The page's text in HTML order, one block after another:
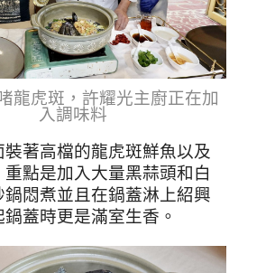
龍虎斑，許耀光主廚正在加
入調味料
裝著高檔的龍虎斑鮮魚以及
重點是加入大量黑蒜頭和白
鍋悶煮並且在鍋蓋淋上紹興
蓋時更是滿室生香。